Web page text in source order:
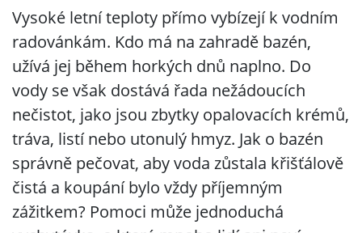
Vysoké letní teploty přímo vybízejí k vodním
radovánkám. Kdo má na zahradě bazén,
užívá jej během horkých dnů naplno. Do
vody se však dostává řada nežádoucích
nečistot, jako jsou zbytky opalovacích krémů,
tráva, listí nebo utonulý hmyz. Jak o bazén
správně pečovat, aby voda zůstala křišťálově
čistá a koupání bylo vždy příjemným
zážitkem? Pomoci může jednoduchá